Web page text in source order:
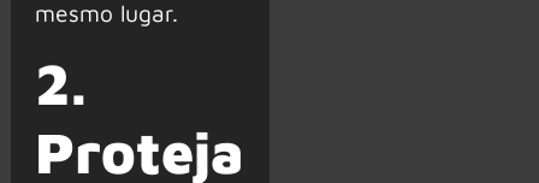
mesmo lugar.
2.
Proteja